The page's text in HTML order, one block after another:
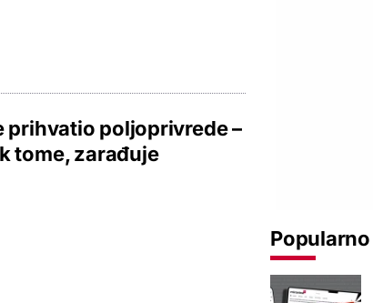
prihvatio poljoprivrede –
tome, zarađuje
Popularno